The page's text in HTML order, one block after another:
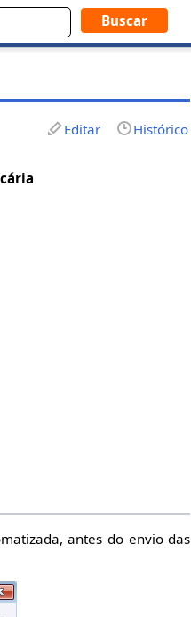
Editar Histórico
antes do envio das